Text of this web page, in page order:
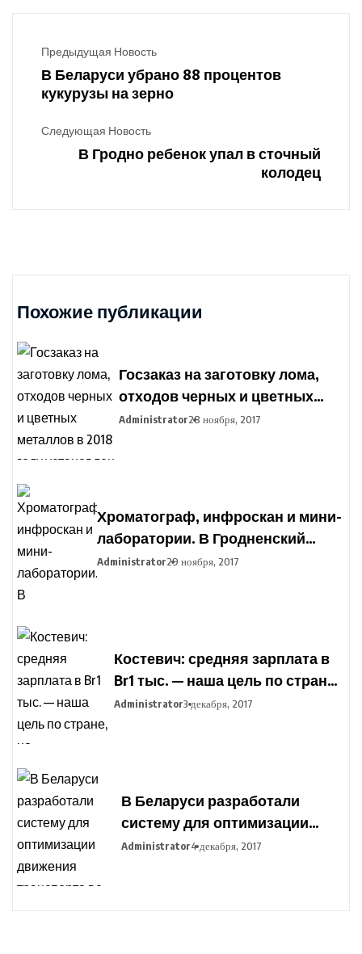
Предыдущая Новость
В Беларуси убрано 88 процентов
кукурузы на зерно
Следующая Новость
В Гродно ребенок упал в сточный
колодец
Похожие публикации
Госзаказ на заготовку лома,
отходов черных и цветных
металлов в 2018 году
Administrator28 ноября, 2017
Хроматограф, инфроскан и мини-
лаборатории. В Гродненский
агропромышленный парк
Administrator29 ноября, 2017
Костевич: средняя зарплата в
Br1 тыс. — наша цель по стране,
но дифференциация по
Administrator3 декабря, 2017
В Беларуси разработали
систему для оптимизации
движения транспорта во
Administrator4 декабря, 2017